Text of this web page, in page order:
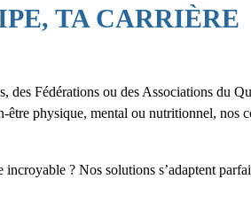
TA CARRIÈRE
Fédérations ou des Associations du
être physique, mental ou nutritionnel, nos
? Nos solutions s’adaptent